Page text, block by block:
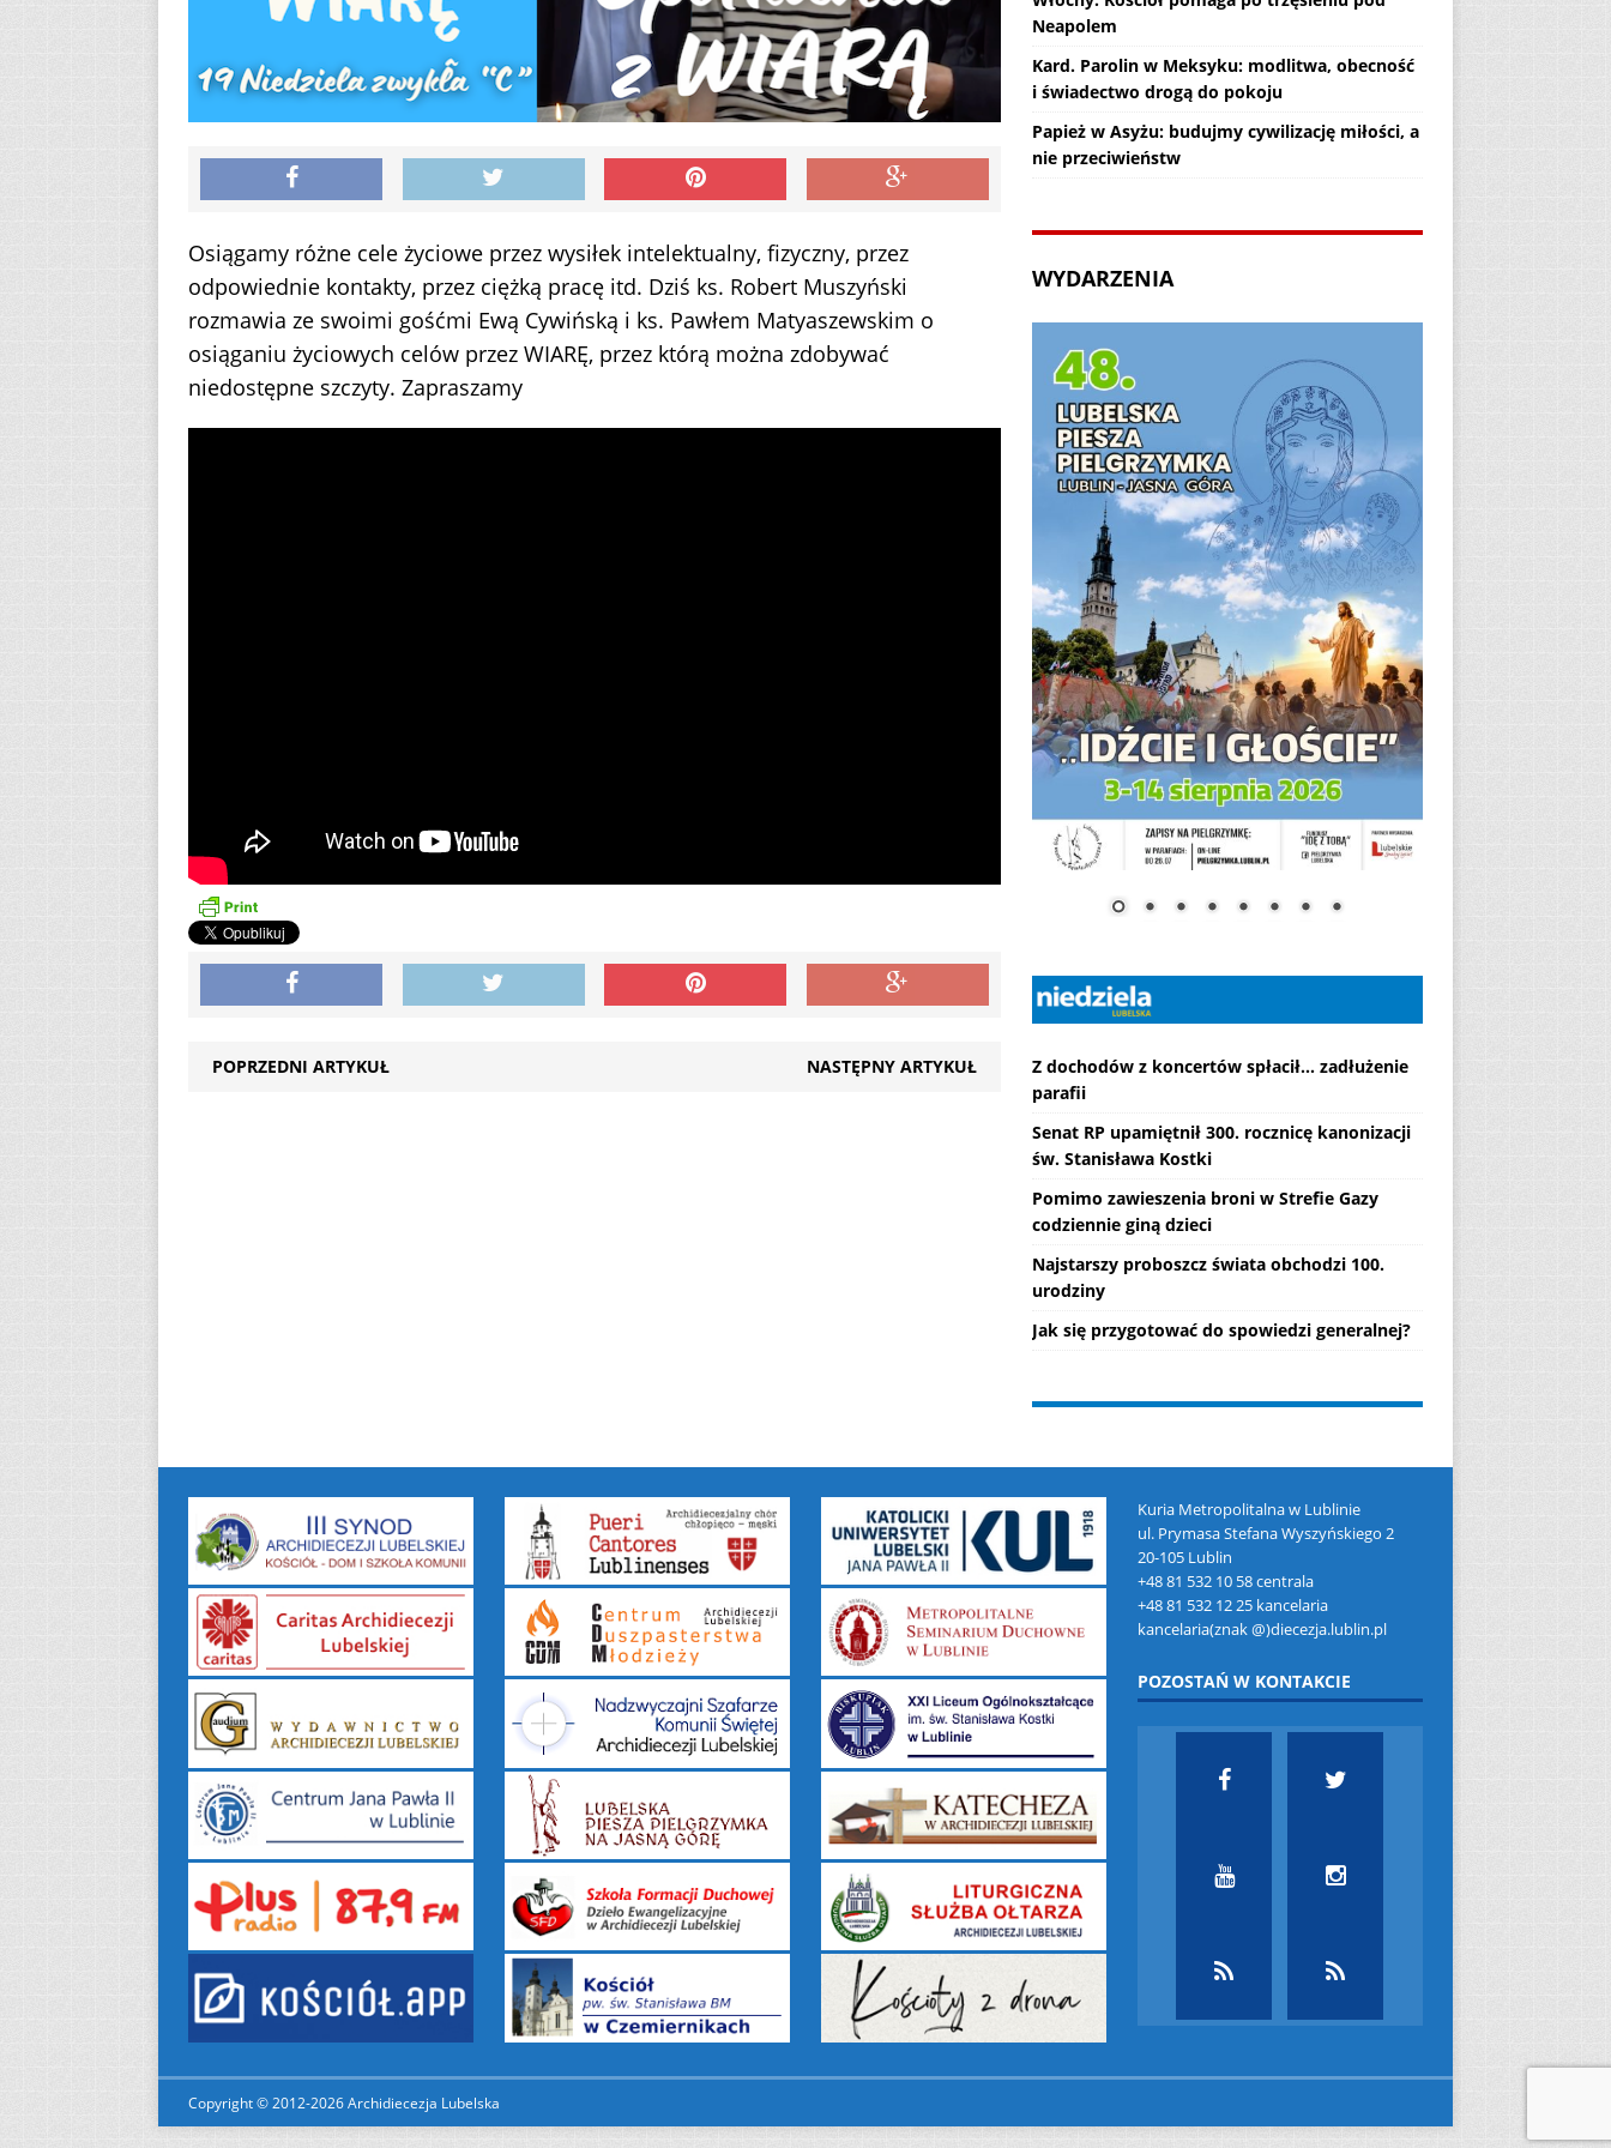
Osiągamy różne cele życiowe przez wysiłek intelektualny, fizyczny, przez
odpowiednie kontakty, przez ciężką pracę itd. Dziś ks. Robert Muszyński
rozmawia ze swoimi gośćmi Ewą Cywińską i ks. Pawłem Matyaszewskim o
osiąganiu życiowych celów przez WIARĘ, przez którą można zdobywać
niedostępne szczyty. Zapraszamy
POPRZEDNI ARTYKUŁ NASTĘPNY ARTYKUŁ
Neapolem
Kard. Parolin w Meksyku: modlitwa, obecność
i świadectwo drogą do pokoju
Papież w Asyżu: budujmy cywilizację miłości, a
nie przeciwieństw
WYDARZENIA
Z dochodów z koncertów spłacił... zadłużenie
parafii
Senat RP upamiętnił 300. rocznicę kanonizacji
św. Stanisława Kostki
Pomimo zawieszenia broni w Strefie Gazy
codziennie giną dzieci
Najstarszy proboszcz świata obchodzi 100.
urodziny
Jak się przygotować do spowiedzi generalnej?
Kuria Metropolitalna w Lublinie
ul. Prymasa Stefana Wyszyńskiego 2
20-105 Lublin
+48 81 532 10 58 centrala
+48 81 532 12 25 kancelaria
kancelaria(znak @)diecezja.lublin.pl
POZOSTAŃ W KONTAKCIE
Copyright © 2012-2026 Archidiecezja Lubelska